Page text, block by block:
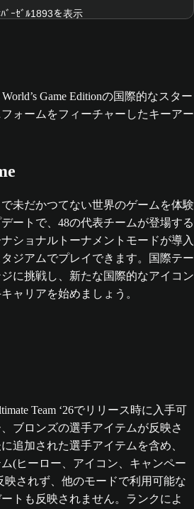
ﾞｰｾﾞﾙ1893を表示
で未だかつてない世界のゲームを体験
ートで、48の代表チームが登場する
ショナルトーナメントモードが導入
ジアムでプレイできます。国際テー
に挑戦し、新たな国際的なアイコン
ャリアを始めましょう。
Team ‘26でリリース時に入手可
ブロンズの選手アイテムが反映さ
追加された選手アイテムを含め、
(ヒーロー、アイコン、キャンペー
映されず、他のモードで利用可能な
トも反映されません。ランクによ